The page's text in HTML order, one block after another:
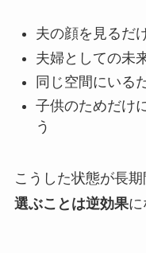
夫の顔を見るだ
夫婦としての未
同じ空間にいる
子供のためだけ
う
こうした状態が長期
選ぶことは逆効果に